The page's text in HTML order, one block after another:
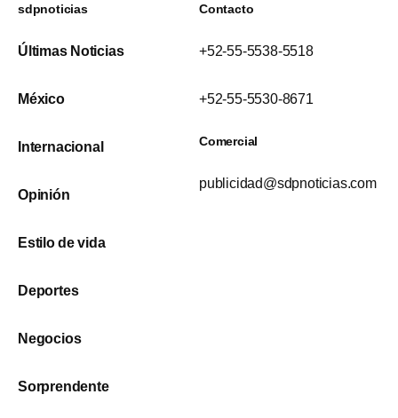
sdpnoticias
Últimas Noticias
México
Internacional
Opinión
Estilo de vida
Deportes
Negocios
Sorprendente
Contacto
+52-55-5538-5518
+52-55-5530-8671
Comercial
publicidad@sdpnoticias.com